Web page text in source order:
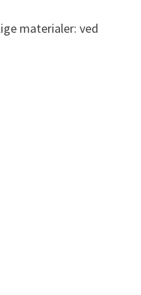
materialer: ved